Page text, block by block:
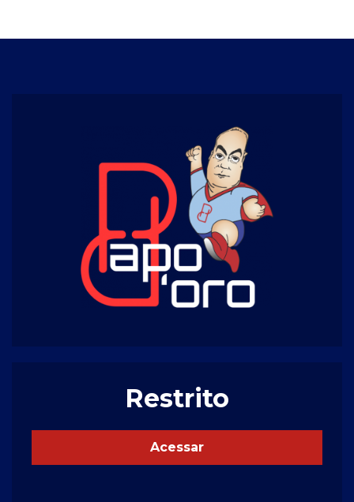
Restrito
Acessar